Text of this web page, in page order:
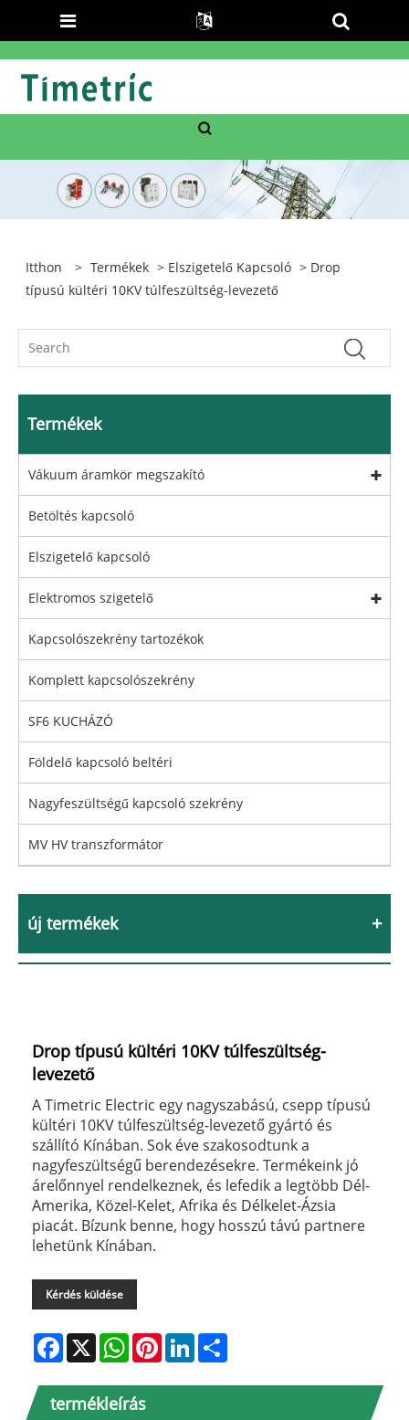
Itthon > Termékek > Elszigetelő Kapcsoló > Drop
típusú kültéri 10KV túlfeszültség-levezető
Termékek
Vákuum áramkör megszakító
Betöltés kapcsoló
Elszigetelő kapcsoló
Elektromos szigetelő
Kapcsolószekrény tartozékok
Komplett kapcsolószekrény
SF6 KUCHÁZÓ
Földelő kapcsoló beltéri
Nagyfeszültségű kapcsoló szekrény
MV HV transzformátor
új termékek
Drop típusú kültéri 10KV túlfeszültség-
levezető
A Timetric Electric egy nagyszabású, csepp típusú
kültéri 10KV túlfeszültség-levezető gyártó és
szállító Kínában. Sok éve szakosodtunk a
nagyfeszültségű berendezésekre. Termékeink jó
árelőnnyel rendelkeznek, és lefedik a legtöbb Dél-
Amerika, Közel-Kelet, Afrika és Délkelet-Ázsia
piacát. Bízunk benne, hogy hosszú távú partnere
lehetünk Kínában.
Kérdés küldése
Facebook
X WhatsAppPinterestLinkedIn
termékleírás